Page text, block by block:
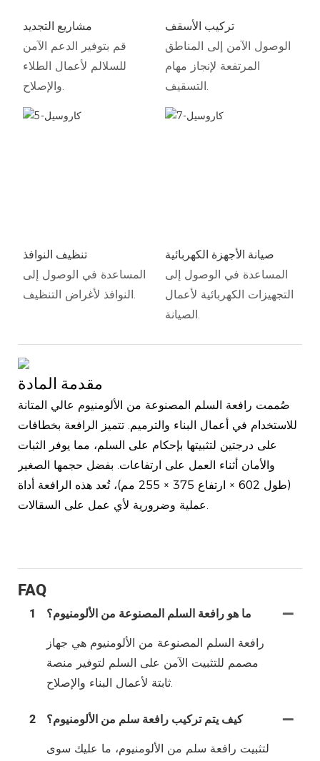
مشاريع التجديد
قم بتوفير الدعم الآمن
للسلالم لأعمال الطلاء
تركيب الأسقف
الوصول الآمن إلى المناطق
المرتفعة لإنجاز مهام
تنظيف النوافذ
المساعدة في الوصول إلى
النوافذ لأغراض التنظيف.
صيانة الأجهزة الكهربائية
المساعدة في الوصول إلى
التجهيزات الكهربائية لأعمال
الصيانة.
مقدمة المادة
صُممت رافعة السلم المصنوعة من الألومنيوم عالي المتانة
للاستخدام في أعمال البناء والترميم. تتميز الرافعة بخطافات
على درجتين لتثبيتها بإحكام على السلم، مما يوفر الثبات
والأمان أثناء العمل على ارتفاعات. بفضل حجمها الصغير
(طول 602 × ارتفاع 375 × 255 مم)، تُعد هذه الرافعة أداة
عملية وضرورية لأي عمل على السقالات.
FAQ
1 ما هو رافعة السلم المصنوعة من الألومنيوم؟
رافعة السلم المصنوعة من الألومنيوم هي جهاز
مصمم للتثبيت الآمن على السلم لتوفير منصة
ثابتة لأعمال البناء والإصلاح.
2 كيف يتم تركيب رافعة سلم من الألومنيوم؟
لتثبيت رافعة سلم من الألومنيوم، ما عليك سوى